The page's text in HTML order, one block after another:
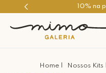
10% na
Nossos Kits